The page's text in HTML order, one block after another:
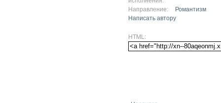
Направление:
Романтизм
Написать автору
HTML: